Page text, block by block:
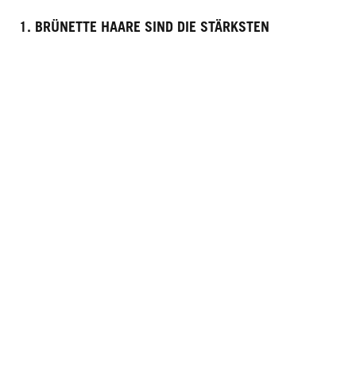
1. BRÜNETTE HAARE SIND DIE STÄRKSTEN